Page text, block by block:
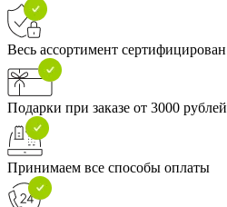
Весь ассортимент сертифицирован
Подарки при заказе от 3000 рублей
Принимаем все способы оплаты